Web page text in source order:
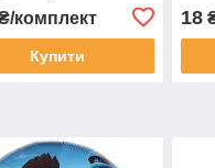
комплект
Купити
18